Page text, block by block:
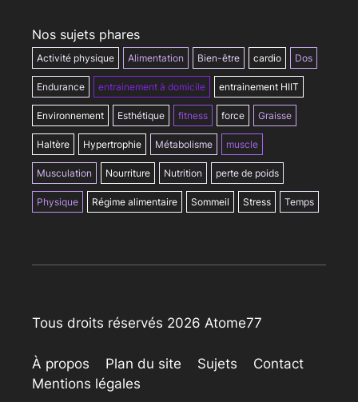
Nos sujets phares
Activité physique Alimentation Bien-être cardio Dos
Endurance entrainement à domicile entrainement HIIT
Environnement Esthétique fitness force Graisse
Haltère Hypertrophie Métabolisme muscle
Musculation Nourriture Nutrition perte de poids
Physique Régime alimentaire Sommeil Stress Temps
Tous droits réservés 2026 Atome77
À propos Plan du site Sujets
Contact
Mentions légales